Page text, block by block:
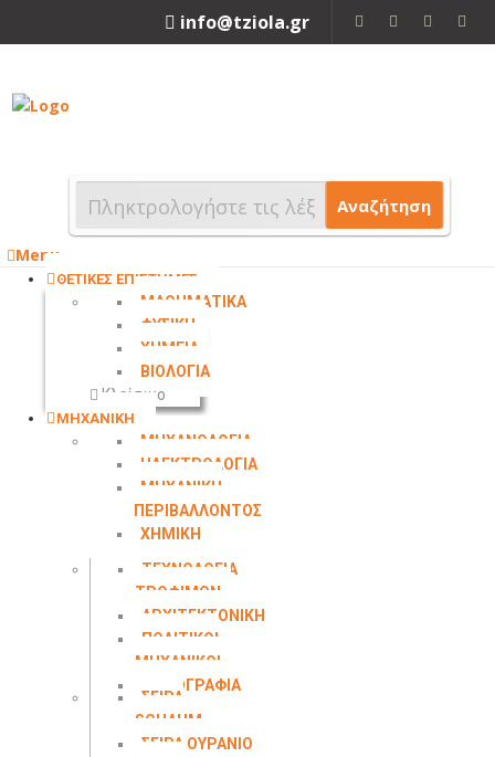
info@tziola.gr
Αναζήτηση
Menu
ΘΕΤΙΚΕΣ ΕΠΙΣΤΗΜΕΣ
ΜΑΘΗΜΑΤΙΚΑ
ΦΥΣΙΚΗ
ΧΗΜΕΙΑ
ΒΙΟΛΟΓΙΑ
Κλείσιμο
ΜΗΧΑΝΙΚΗ
ΜΗΧΑΝΟΛΟΓΙΑ
ΗΛΕΚΤΡΟΛΟΓΙΑ
ΜΗΧΑΝΙΚΗ
ΠΕΡΙΒΑΛΛΟΝΤΟΣ
ΧΗΜΙΚΗ
ΤΕΧΝΟΛΟΓΙΑ
ΤΡΟΦΙΜΩΝ
ΑΡΧΙΤΕΚΤΟΝΙΚΗ
ΠΟΛΙΤΙΚΟΙ
ΜΗΧΑΝΙΚΟΙ
ΤΟΠΟΓΡΑΦΙΑ
ΣΕΙΡΑ
SCHAUM
ΣΕΙΡΑ ΟΥΡΑΝΙΟ